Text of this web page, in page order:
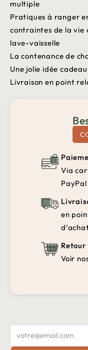
multiple
Pratiques à ranger
contraintes de la vie
lave-vaisselle
La contenance de
Une jolie idée
Livraison en point
Via
PayPal
en
Retour
Voir